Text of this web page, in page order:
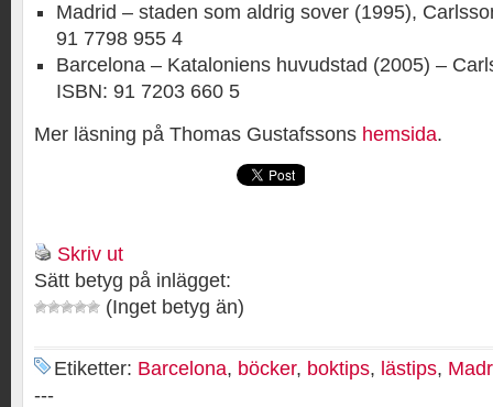
Madrid – staden som aldrig sover (1995),
91 7798 955 4
Barcelona – Kataloniens huvudstad (2005) –
ISBN: 91 7203 660 5
Mer läsning på Thomas Gustafssons hemsida.
Skriv ut
Sätt betyg på inlägget:
(Inget betyg än)
Etiketter: Barcelona, böcker, boktips, lästips,
---